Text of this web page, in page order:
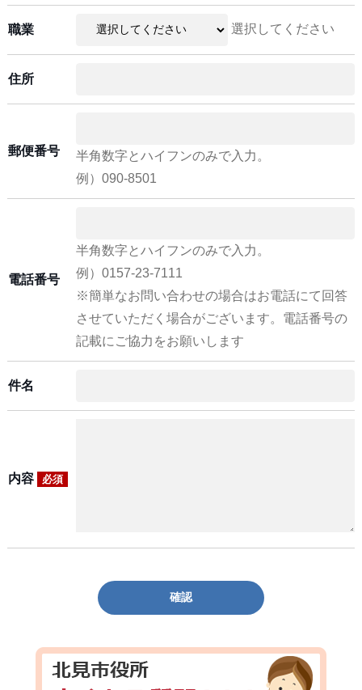
職業 選択してください
住所
郵便番号
半角数字とハイフンのみで入力。
例）090-8501
電話番号
半角数字とハイフンのみで入力。
例）0157-23-7111
※簡単なお問い合わせの場合はお電話にて回答
させていただく場合がございます。電話番号の
記載にご協力をお願いします
件名
内容 必須
確認